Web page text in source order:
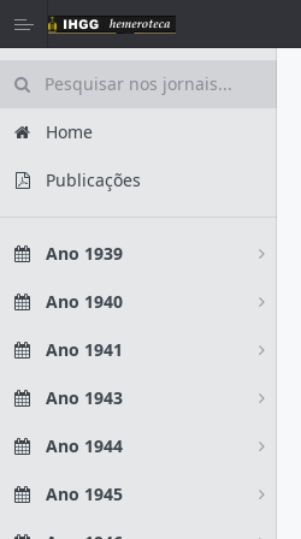
Home
Publicações
Ano 1939
Ano 1940
Ano 1941
Ano 1943
Ano 1944
Ano 1945